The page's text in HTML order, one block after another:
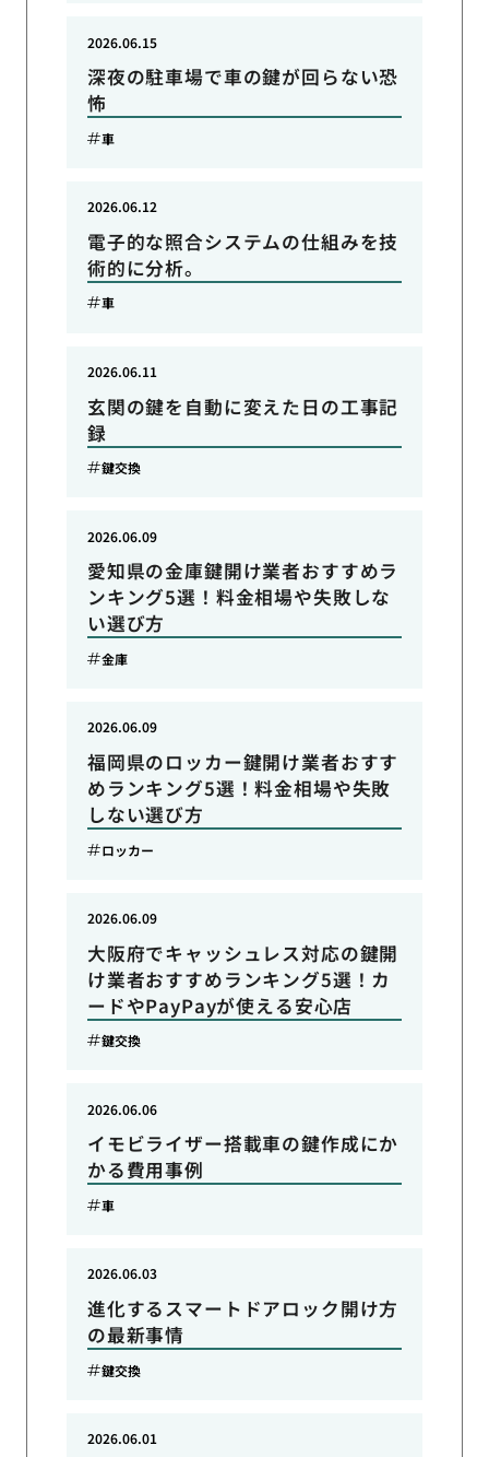
深夜の駐車場で車の鍵が回らない恐
怖
2026.06.15
車
電子的な照合システムの仕組みを技
術的に分析。
2026.06.12
車
玄関の鍵を自動に変えた日の工事記
録
2026.06.11
鍵交換
愛知県の金庫鍵開け業者おすすめラ
ンキング5選！料金相場や失敗しな
い選び方
2026.06.09
金庫
福岡県のロッカー鍵開け業者おすす
めランキング5選！料金相場や失敗
しない選び方
2026.06.09
ロッカー
大阪府でキャッシュレス対応の鍵開
け業者おすすめランキング5選！カ
ードやPayPayが使える安心店
2026.06.09
鍵交換
イモビライザー搭載車の鍵作成にか
かる費用事例
2026.06.06
車
進化するスマートドアロック開け方
の最新事情
2026.06.03
鍵交換
2026.06.01